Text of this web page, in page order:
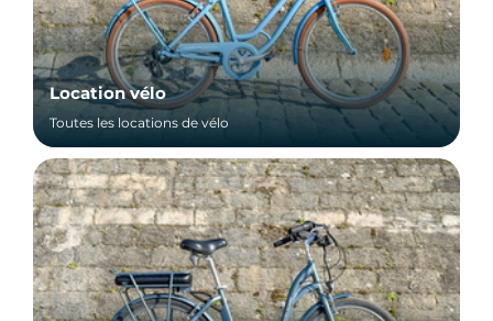
Location vélo
Toutes les locations de vélo